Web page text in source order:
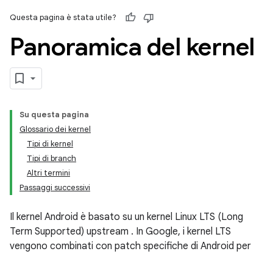
Questa pagina è stata utile?
Panoramica del kernel
Su questa pagina
Glossario dei kernel
Tipi di kernel
Tipi di branch
Altri termini
Passaggi successivi
Il kernel Android è basato su un kernel Linux LTS (Long
Term Supported) upstream . In Google, i kernel LTS
vengono combinati con patch specifiche di Android per